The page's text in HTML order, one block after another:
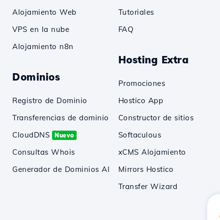
Alojamiento Web
VPS en la nube
Alojamiento n8n
Dominios
Registro de Dominio
Transferencias de dominio
CloudDNS
Nuevo
Consultas Whois
Generador de Dominios AI
Tutoriales
FAQ
Hosting Extra
Promociones
Hostico App
Constructor de sitios
Softaculous
xCMS Alojamiento
Mirrors Hostico
Transfer Wizard